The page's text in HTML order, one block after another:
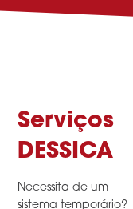
Serviços
DESSICA
Necessita de um
sistema temporário?